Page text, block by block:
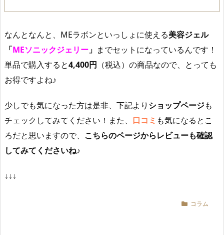
なんとなんと、MEラボンといっしょに使える美容ジェル
「MEソニックジェリー 」 までセットになっているんです！
単品で購入すると4,400円 （税込）の商品なので、とっても
お得ですよね♪
少しでも気になった方は是非、下記より ショップページも
チェックしてみてください！また、 口コミ も気になるとこ
ろだと思いますので、 こちらのページからレビューも確認
してみてくださいね♪
↓↓↓
コラム